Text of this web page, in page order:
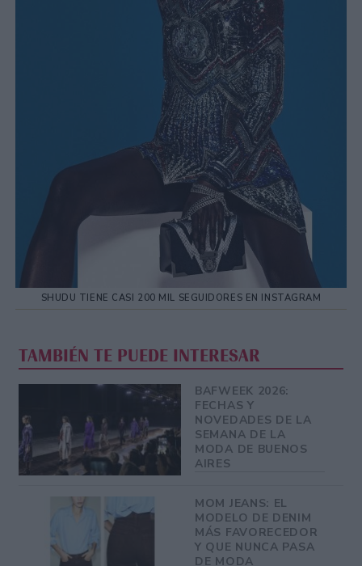
SHUDU TIENE CASI 200 MIL SEGUIDORES EN INSTAGRAM
TAMBIÉN TE PUEDE INTERESAR
BAFWEEK 2026:
FECHAS Y
NOVEDADES DE LA
SEMANA DE LA
MODA DE BUENOS
AIRES
MOM JEANS: EL
MODELO DE DENIM
MÁS FAVORECEDOR
Y QUE NUNCA PASA
DE MODA